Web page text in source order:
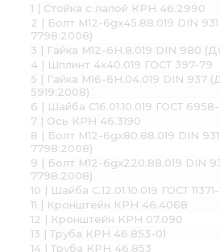
1 | Стойка с лапой КРН 46.2990
2 | Болт М12-6gx45.88.019 DIN
7798:2008)
3 | Гайка М12-6H.8.019 DIN 980
4 | Шплинт 4х40.019 ГОСТ 397-79
5 | Гайка М16-6Н.04.019 DIN 937
5919:2008)
6 | Шайба С16.01.10.019 ГОСТ
7 | Ось КРН 46.3190
8 | Болт М12-6gх80.88.019 DIN
7798:2008)
9 | Болт М12-6gx220.88.019 DIN
7798:2008)
10 | Шайба С.12.01.10.019 ГОСТ
11 | Кронштейн КРН 46.4068
12 | Кронштейн КРН 07.090
13 | Труба КРН 46.853-01
14 | Труба КРН 46.853